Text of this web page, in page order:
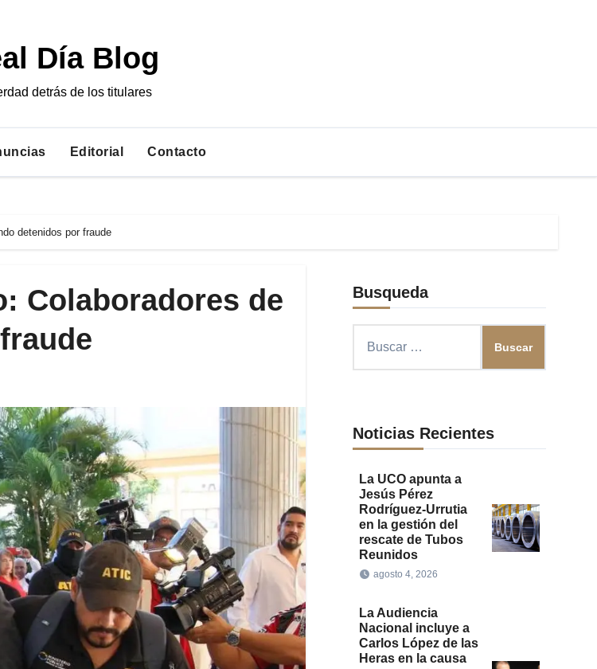
Día Blog
detrás de los titulares
Editorial Contacto
detenidos por fraude
Colaboradores de
Busqueda
Noticias Recientes
La UCO apunta a
Jesús Pérez
Rodríguez-Urrutia
en la gestión del
rescate de Tubos
Reunidos
agosto 4, 2026
La Audiencia
Nacional incluye a
Carlos López de las
Heras en la causa